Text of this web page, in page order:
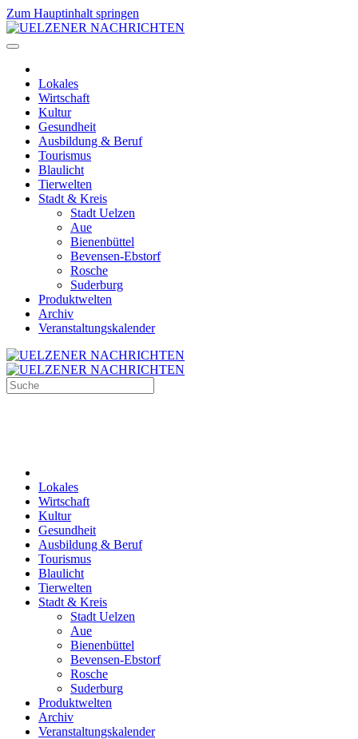
Zum Hauptinhalt springen
Lokales
Wirtschaft
Kultur
Gesundheit
Ausbildung & Beruf
Tourismus
Blaulicht
Tierwelten
Stadt & Kreis
Stadt Uelzen
Aue
Bienenbüttel
Bevensen-Ebstorf
Rosche
Suderburg
Produktwelten
Archiv
Veranstaltungskalender
Lokales
Wirtschaft
Kultur
Gesundheit
Ausbildung & Beruf
Tourismus
Blaulicht
Tierwelten
Stadt & Kreis
Stadt Uelzen
Aue
Bienenbüttel
Bevensen-Ebstorf
Rosche
Suderburg
Produktwelten
Archiv
Veranstaltungskalender